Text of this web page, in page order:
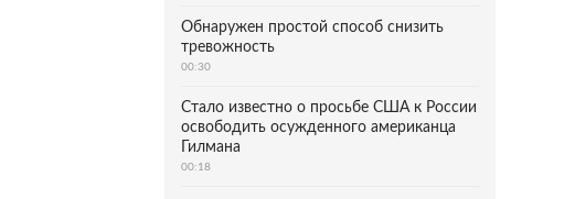
Обнаружен простой способ снизить
тревожность
00:30
Стало известно о просьбе США к России
освободить осужденного американца
Гилмана
00:18